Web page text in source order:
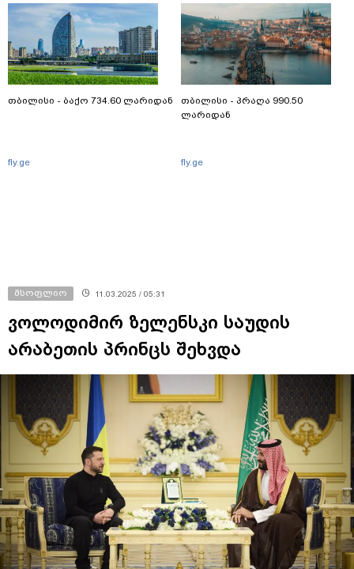
თბილისი - ბაქო 734.60 ლარიდან
fly.ge
თბილისი - პრაღა 990.50
ლარიდან
fly.ge
მსოფლიო 11.03.2025 / 05:31
ვოლოდიმირ ზელენსკი საუდის
არაბეთის პრინცს შეხვდა